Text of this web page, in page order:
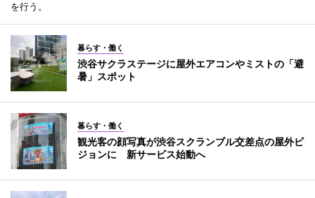
を行う。
暮らす・働く
渋谷サクラステージに屋外エアコンやミストの「避
暑」スポット
暮らす・働く
観光客の顔写真が渋谷スクランブル交差点の屋外ビ
ジョンに 新サービス始動へ